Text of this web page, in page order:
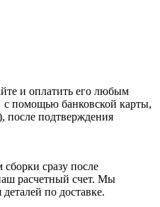
и оплатить его любым
помощью банковской карты,
после подтверждения
сразу после
расчетный счет. Мы
по доставке.